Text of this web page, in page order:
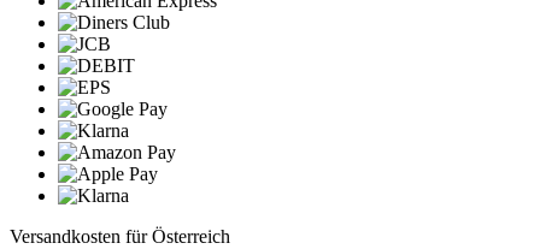
Versandkosten für Österreich